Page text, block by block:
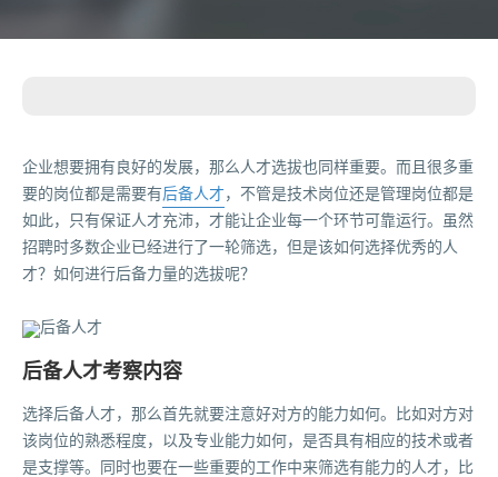
企业想要拥有良好的发展，那么人才选拔也同样重要。而且很多重
要的岗位都是需要有后备人才，不管是技术岗位还是管理岗位都是
如此，只有保证人才充沛，才能让企业每一个环节可靠运行。虽然
招聘时多数企业已经进行了一轮筛选，但是该如何选择优秀的人
才？如何进行后备力量的选拔呢？
后备人才考察内容
选择后备人才，那么首先就要注意好对方的能力如何。比如对方对
该岗位的熟悉程度，以及专业能力如何，是否具有相应的技术或者
是支撑等。同时也要在一些重要的工作中来筛选有能力的人才，比